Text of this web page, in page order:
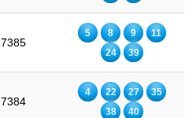
7385
5 8 9
11
24
39
7384
4 22 27
35
38
40